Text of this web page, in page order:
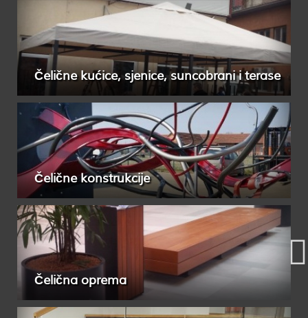
Čelične kućice, sjenice, suncobrani i terase
Čelične konstrukcije
Čelična oprema